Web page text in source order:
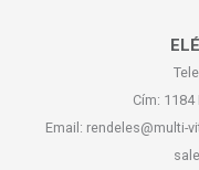
Cím:
Email: rendeles@multi-